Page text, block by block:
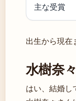
主な受賞
出生から現在
水樹奈
はい、結婚し